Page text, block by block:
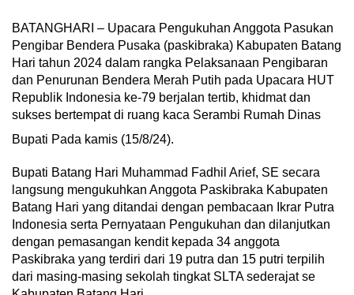
BATANGHARI – Upacara Pengukuhan Anggota Pasukan
Pengibar Bendera Pusaka (paskibraka) Kabupaten Batang
Hari tahun 2024 dalam rangka Pelaksanaan Pengibaran
dan Penurunan Bendera Merah Putih pada Upacara HUT
Republik Indonesia ke-79 berjalan tertib, khidmat dan
sukses bertempat di ruang kaca Serambi Rumah Dinas
Bupati Pada kamis (15/8/24).
Bupati Batang Hari Muhammad Fadhil Arief, SE secara
langsung mengukuhkan Anggota Paskibraka Kabupaten
Batang Hari yang ditandai dengan pembacaan Ikrar Putra
Indonesia serta Pernyataan Pengukuhan dan dilanjutkan
dengan pemasangan kendit kepada 34 anggota
Paskibraka yang terdiri dari 19 putra dan 15 putri terpilih
dari masing-masing sekolah tingkat SLTA sederajat se